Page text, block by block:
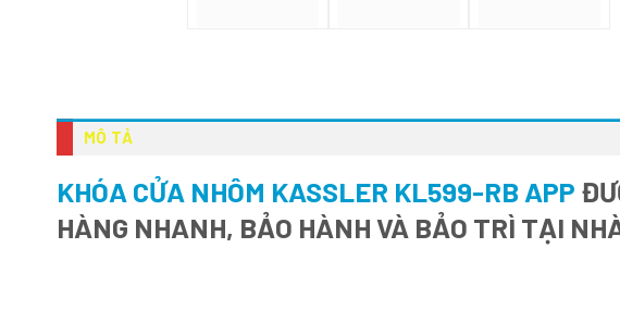
MÔ TẢ
KHÓA CỬA NHÔM KASSLER KL599-RB APP
HÀNG NHANH, BẢO HÀNH VÀ BẢO TRÌ TẠI